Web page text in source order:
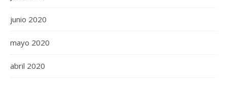
junio 2020
mayo 2020
abril 2020